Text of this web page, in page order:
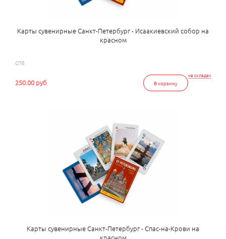
Карты сувенирные Санкт-Петербург - Исаакиевский собор на
красном
СПб
на складах
В корзину
250.00 руб
Карты сувенирные Санкт-Петербург - Спас-на-Крови на